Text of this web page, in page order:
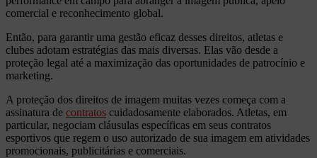
comercial e reconhecimento global.
Então, para garantir uma gestão eficaz desses direitos, atletas e
clubes adotam estratégias das mais diversas. Elas vão desde a
proteção legal até a maximização das oportunidades de patrocínio e
marketing.
A proteção dos direitos de imagem muitas vezes começa com a
assinatura de contratos cuidadosamente elaborados. Atletas, em
particular, negociam cláusulas específicas em seus contratos
esportivos que regem o uso autorizado de sua imagem em atividades
promocionais, publicitárias e comerciais.